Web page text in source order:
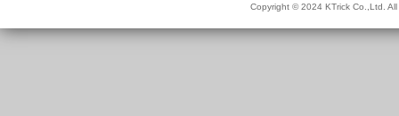
ケ
ー
Copyright © 2024 KTrick Co.,Ltd.